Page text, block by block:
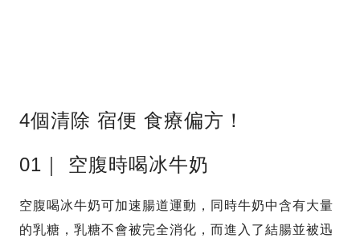
4個清除 宿便 食療偏方！
01｜ 空腹時喝冰牛奶
空腹喝冰牛奶可加速腸道運動，同時牛奶中含有大量
的乳糖，乳糖不會被完全消化，而進入了結腸並被迅